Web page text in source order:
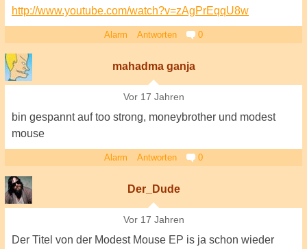
http://www.youtube.com/watch?v=zAgPrEqqU8w
Alarm Antworten 0
mahadma ganja
Vor 17 Jahren
bin gespannt auf too strong, moneybrother und modest
mouse
Alarm Antworten 0
Der_Dude
Vor 17 Jahren
Der Titel von der Modest Mouse EP is ja schon wieder